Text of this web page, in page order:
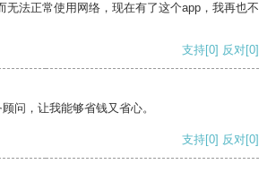
无法正常使用网络，现在有了这个app，我再也不
支持[0] 反对[0]
问，让我能够省钱又省心。
支持[0] 反对[0]